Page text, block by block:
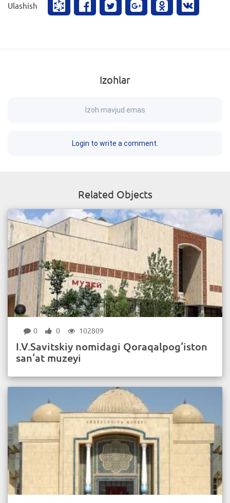
Ulashish
Izohlar
Izoh mavjud emas
Login to write a comment.
Related Objects
0 0 102809
I.V.Savitskiy nomidagi Qoraqalpog‘iston
san‘at muzeyi